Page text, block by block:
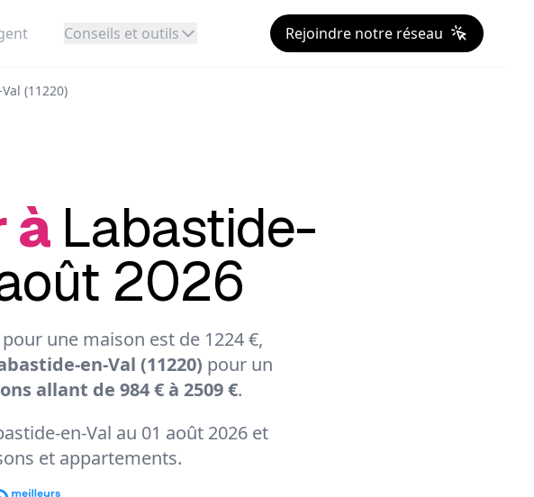
Conseils et outils Rejoindre notre réseau
(11220)
à Labastide-
2026
pour une maison est de 1224 €,
en-Val (11220) pour un
allant de 984 € à 2509 €.
en-Val au 01 août 2026 et
et appartements.